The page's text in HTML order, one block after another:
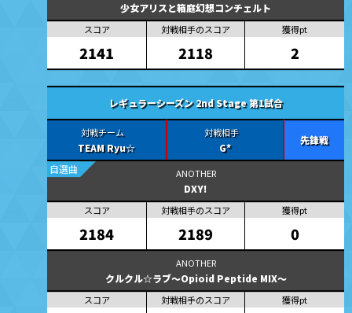
少女アリスと箱庭幻想コンチェルト
2141 2118 2
レギュラーシーズン 2nd Stage 第1試合
TEAM Ryu☆ G*
先鋒戦
自選曲
DXY!
2184 2189 0
クルクル☆ラブ～Opioid Peptide MIX～